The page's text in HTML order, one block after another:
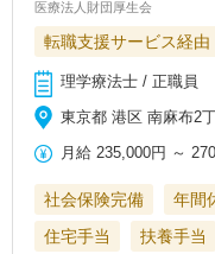
医療法人財団厚生会
転職支援サービス経由
理学療法士 / 正職員
東京都 港区 南麻布2
月給 235,000円 ～
社会保険完備 年間
住宅手当
扶養手当